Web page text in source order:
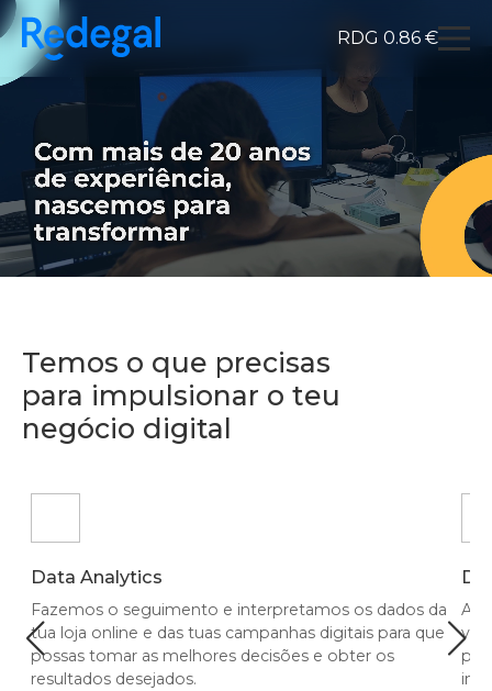
Skip to content
Redegal. Agencia de Marketing digital y desarrollo
RDG 0.86 €
Temos o que precisas
para impulsionar o teu
negócio digital
Data Analytics
Fazemos o seguimento e interpretamos os dados da
tua loja online e das tuas campanhas digitais para que
possas tomar as melhores decisões e obter os
resultados desejados.